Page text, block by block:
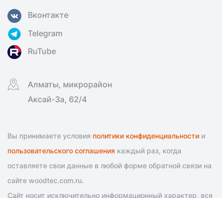
Вконтакте
Telegram
RuTube
Алматы, микрорайон
Аксай-3а, 62/4
Вы принимаете условия политики конфиденциальности и
пользовательского соглашения каждый раз, когда
оставляете свои данные в любой форме обратной связи на
сайте woodtec.com.ru.
Сайт носит исключительно информационный характер, вся